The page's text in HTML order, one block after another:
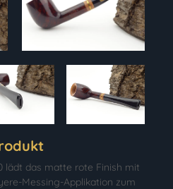
lädt das matte rote Finish mit
Messing-Applikation zum